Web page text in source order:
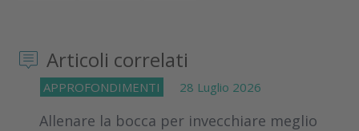
Articoli correlati
APPROFONDIMENTI 28 Luglio 2026
Allenare la bocca per invecchiare meglio